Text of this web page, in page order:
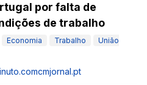
por falta de
de trabalho
Economia Trabalho
União
cmjornal.pt